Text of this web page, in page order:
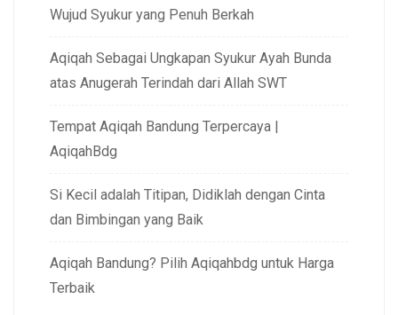
Wujud Syukur yang Penuh Berkah
Aqiqah Sebagai Ungkapan Syukur Ayah Bunda
atas Anugerah Terindah dari Allah SWT
Tempat Aqiqah Bandung Terpercaya |
AqiqahBdg
Si Kecil adalah Titipan, Didiklah dengan Cinta
dan Bimbingan yang Baik
Aqiqah Bandung? Pilih Aqiqahbdg untuk Harga
Terbaik